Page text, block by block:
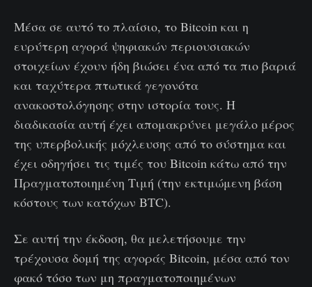
Μέσα σε αυτό το πλαίσιο, το Bitcoin και η
ευρύτερη αγορά ψηφιακών περιουσιακών
στοιχείων έχουν ήδη βιώσει ένα από τα πιο βαριά
και ταχύτερα πτωτικά γεγονότα
ανακοστολόγησης στην ιστορία τους. Η
διαδικασία αυτή έχει απομακρύνει μεγάλο μέρος
της υπερβολικής μόχλευσης από το σύστημα και
έχει οδηγήσει τις τιμές του Bitcoin κάτω από την
Πραγματοποιημένη Τιμή (την εκτιμώμενη βάση
κόστους των κατόχων BTC).
Σε αυτή την έκδοση, θα μελετήσουμε την
τρέχουσα δομή της αγοράς Bitcoin, μέσα από τον
φακό τόσο των μη πραγματοποιημένων